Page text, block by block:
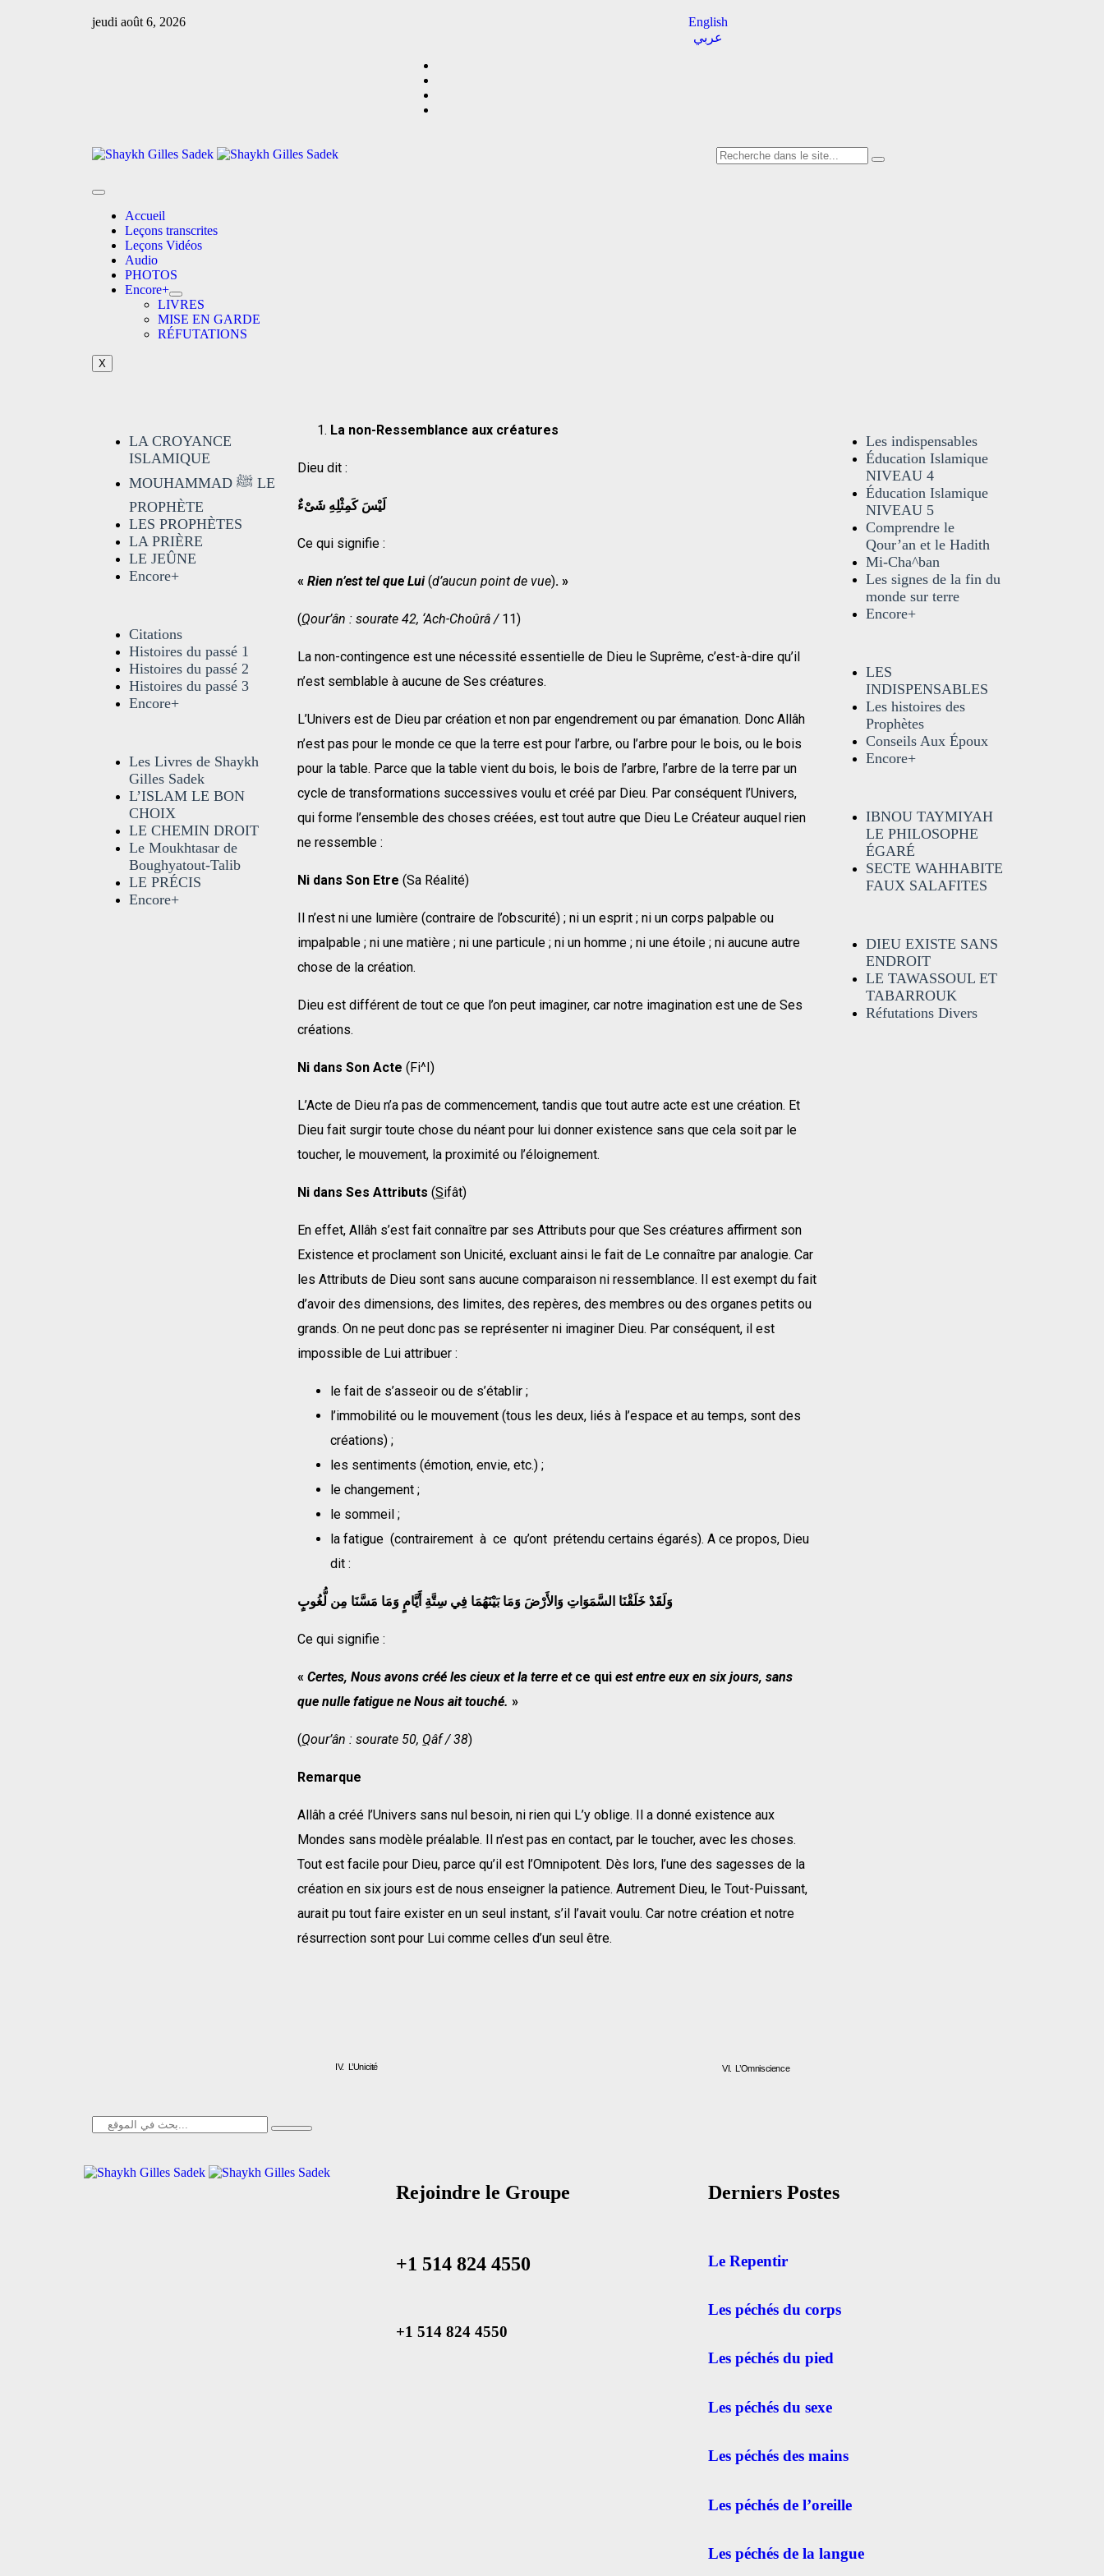
jeudi août 6, 2026
English
عربي
Accueil
Leçons transcrites
Leçons Vidéos​
Audio
PHOTOS
Encore+
LIVRES
MISE EN GARDE
RÉFUTATIONS
X
LA CROYANCE
ISLAMIQUE
MOUHAMMAD ﷺ LE
PROPHÈTE
LES PROPHÈTES
LA PRIÈRE
LE JEÛNE
Encore+
Citations
Histoires du passé 1
Histoires du passé 2
Histoires du passé 3
Encore+
Les Livres de Shaykh
Gilles Sadek
L’ISLAM LE BON
CHOIX
LE CHEMIN DROIT
Le Moukhtasar de
Boughyatout-Talib
LE PRÉCIS
Encore+
La non-Ressemblance aux créatures
Dieu dit :
لَيْسَ كَمِثْلِهِ شَىْءٌ
Ce qui signifie :
« Rien n’est tel que Lui(d’aucun point de vue).»
(Qour’ân : sourate 42, ‘Ach-Choûrâ/ 11)
La non-contingence est une nécessité essentielle de Dieu le Suprême, c’est-à-dire qu’il
n’est semblable à aucune de Ses créatures.
L’Univers est de Dieu par création et non par engendrement ou par émanation. Donc Allâh
n’est pas pour le monde ce que la terre est pour l’arbre, ou l’arbre pour le bois, ou le bois
pour la table. Parce que la table vient du bois, le bois de l’arbre, l’arbre de la terre par un
cycle de transformations successives voulu et créé par Dieu. Par conséquent l’Univers,
qui forme l’ensemble des choses créées, est tout autre que Dieu Le Créateur auquel rien
ne ressemble :
Ni dans Son Etre(Sa Réalité)
Il n’est ni une lumière (contraire de l’obscurité) ; ni un esprit ; ni un corps palpable ou
impalpable ; ni une matière ; ni une particule ; ni un homme ; ni une étoile ; ni aucune autre
chose de la création.
Dieu est différent de tout ce que l’on peut imaginer, car notre imagination est une de Ses
créations.
Ni dans Son Acte(Fi^I)
L’Acte de Dieu n’a pas de commencement, tandis que tout autre acte est une création. Et
Dieu fait surgir toute chose du néant pour lui donner existence sans que cela soit par le
toucher, le mouvement, la proximité ou l’éloignement.
Ni dans Ses Attributs(Sifât)
En effet, Allâh s’est fait connaître par ses Attributs pour que Ses créatures affirment son
Existence et proclament son Unicité, excluant ainsi le fait de Le connaître par analogie. Car
les Attributs de Dieu sont sans aucune comparaison ni ressemblance. Il est exempt du fait
d’avoir des dimensions, des limites, des repères, des membres ou des organes petits ou
grands. On ne peut donc pas se représenter ni imaginer Dieu. Par conséquent, il est
impossible de Lui attribuer :
le fait de s’asseoir ou de s’établir ;
l’immobilité ou le mouvement (tous les deux, liés à l’espace et au temps, sont des
créations) ;
les sentiments (émotion, envie, etc.) ;
le changement ;
le sommeil ;
la fatigue (contrairement à ce qu’ont prétendu certains égarés). A ce propos, Dieu
dit :
وَلَقَدْ خَلَقْنَا السَّمَوَاتِ وَالأَرْضَ وَمَا بَيْنَهُمَا فِي سِتَّةِ أَيَّامٍ وَمَا مَسَّنَا مِن لُّغُوبٍ
Ce qui signifie :
« Certes, Nous avons créé les cieux et la terre et ce quiest entre eux en six jours, sans
que nulle fatigue ne Nous ait touché.»
(Qour’ân : sourate 50, Qâf/38)
Remarque
Allâh a créé l’Univers sans nul besoin, ni rien qui L’y oblige. Il a donné existence aux
Mondes sans modèle préalable. Il n’est pas en contact, par le toucher, avec les choses.
Tout est facile pour Dieu, parce qu’il est l’Omnipotent. Dès lors, l’une des sagesses de la
création en six jours est de nous enseigner la patience. Autrement Dieu, le Tout-Puissant,
aurait pu tout faire exister en un seul instant, s’il l’avait voulu. Car notre création et notre
résurrection sont pour Lui comme celles d’un seul être.
IV. L’Unicité VI. L’Omniscience
Les indispensables
Éducation Islamique
NIVEAU 4
Éducation Islamique
NIVEAU 5
Comprendre le
Qour’an et le Hadith
Mi-Cha^ban
Les signes de la fin du
monde sur terre
Encore+
LES
INDISPENSABLES
Les histoires des
Prophètes
Conseils Aux Époux
Encore+
IBNOU TAYMIYAH
LE PHILOSOPHE
ÉGARÉ
SECTE WAHHABITE
FAUX SALAFITES
DIEU EXISTE SANS
ENDROIT
LE TAWASSOUL ET
TABARROUK
Réfutations Divers
Rejoindre le Groupe
+1 514 824 4550
+1 514 824 4550
Derniers Postes
Le Repentir
Les péchés du corps
Les péchés du pied
Les péchés du sexe
Les péchés des mains
Les péchés de l’oreille
Les péchés de la langue